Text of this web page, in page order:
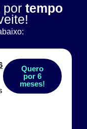
por tempo
Quero
por 6
meses!